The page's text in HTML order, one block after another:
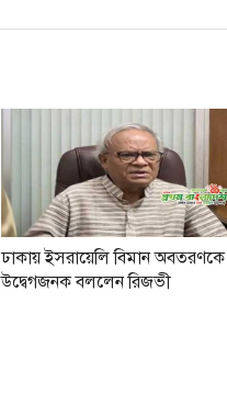
ঢাকায় ইসরায়েলি বিমান অবতরণকে
উদ্বেগজনক বললেন রিজভী